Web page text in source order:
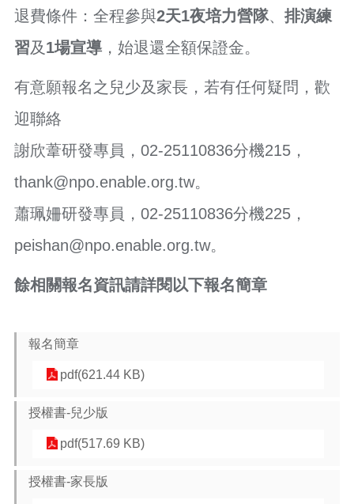
私
權
政
策
政
網
資
開
放
宣
站
政
退費條件：全程參與2天1夜培力營隊、 排演練
習及 1場宣導 ，始退還全額保證金。
有意願報名之兒少及家長，若有任何疑問，歡
迎聯絡
謝欣葦研發專員，02-25110836分機215，
thank@npo.enable.org.tw。
蕭珮姍研發專員，02-25110836分機225，
peishan@npo.enable.org.tw。
餘相關報名資訊請詳閱以下報名簡章
報名簡章
pdf(621.44 KB)
授權書-兒少版
pdf(517.69 KB)
授權書-家長版